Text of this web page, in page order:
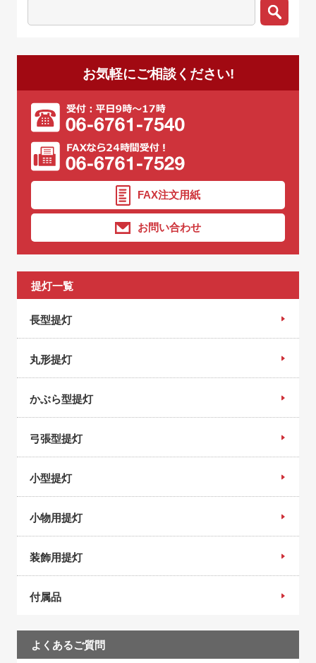
お気軽にご相談ください!
FAX注文用紙
お問い合わせ
提灯一覧
長型提灯
丸形提灯
かぶら型提灯
弓張型提灯
小型提灯
小物用提灯
装飾用提灯
付属品
よくあるご質問